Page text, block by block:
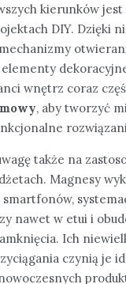
kierunków jest
DIY. Dzięki
wnętrz coraz
, aby tworzyć
także na
Magnesy
nawet w etui i
Ich
czynią je